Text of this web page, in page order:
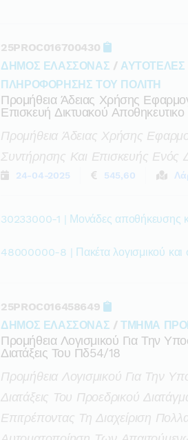
25PROC016700430
ΔΗΜΟΣ ΕΛΑΣΣΟΝΑΣ / ΑΥΤΟΤΕΛΕΣ
ΠΛΗΡΟΦΟΡΗΣΗΣ ΤΟΥ ΠΟΛΙΤΗ
Προμήθεια Άδειας Χρήσης
Επισκευή Δικτυακού Αποθηκευτικο
Προμήθεια Άδειας Χρήσης
Συντήρησης Και Επισκευής Ενός
24-04-2025 545,60
30233000-1 | Μονάδες αποθήκευσης
48000000-8 | Πακέτα λογισμικού και
25PROC016458649
ΔΗΜΟΣ ΕΛΑΣΣΟΝΑΣ /ΤΜΗΜΑ
Προμήθεια Λογισμικού Για Την
Διατάξεις Του Πδ54/18
Προμήθεια Λογισμικού Για Την
Διατάξεις Του Προεδρικού
Επιτρέποντας Τη Διαχείριση